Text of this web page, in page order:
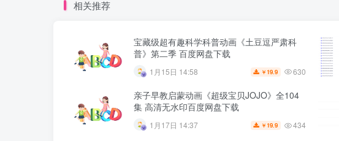
相关推荐
宝藏级超有趣科学科普动画《土豆逗严肃科
普》第二季 百度网盘下载
1月15日 14:58 ￥ 19.9 630
亲子早教启蒙动画《超级宝贝JOJO》全104
集 高清无水印百度网盘下载
1月17日 14:37 ￥ 19.9 434